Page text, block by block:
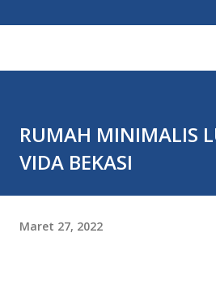
RUMAH MINIMALIS
VIDA BEKASI
Maret 27, 2022